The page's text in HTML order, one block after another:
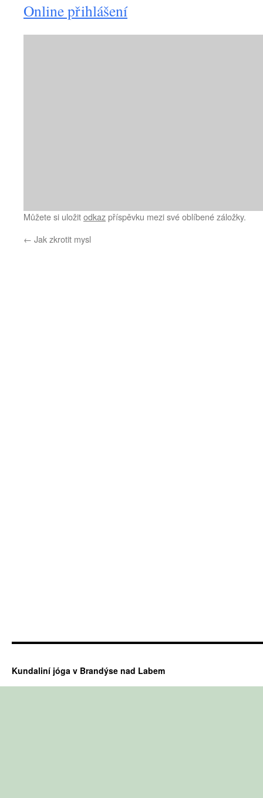
Online přihlášení
Můžete si uložitodkazpříspěvku mezi své oblíbené záložky.
← Jak zkrotit mysl
Kundaliní jóga v Brandýse nad Labem